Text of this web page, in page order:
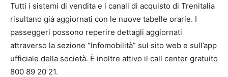
Tutti i sistemi di vendita e i canali di acquisto di Trenitalia
risultano già aggiornati con le nuove tabelle orarie. I
passeggeri possono reperire dettagli aggiornati
attraverso la sezione “Infomobilità” sul sito web e sull’app
ufficiale della società. È inoltre attivo il call center gratuito
800 89 20 21.